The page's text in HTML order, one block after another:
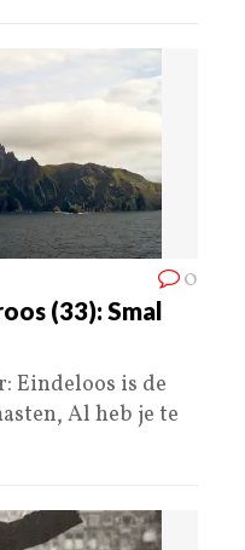
0
(33): Smal
Eindeloos is de
Al heb je te